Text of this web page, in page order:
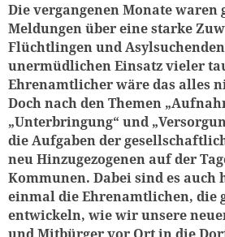
Die vergangenen Monate waren
Meldungen über eine starke
Flüchtlingen und
unermüdlichen Einsatz vieler
Ehrenamtlicher wäre das alles
Doch nach den Themen
„Unterbringung“ und
die Aufgaben der
neu Hinzugezogenen auf der
Kommunen. Dabei sind es
einmal die Ehrenamtlichen, die
entwickeln, wie wir unsere